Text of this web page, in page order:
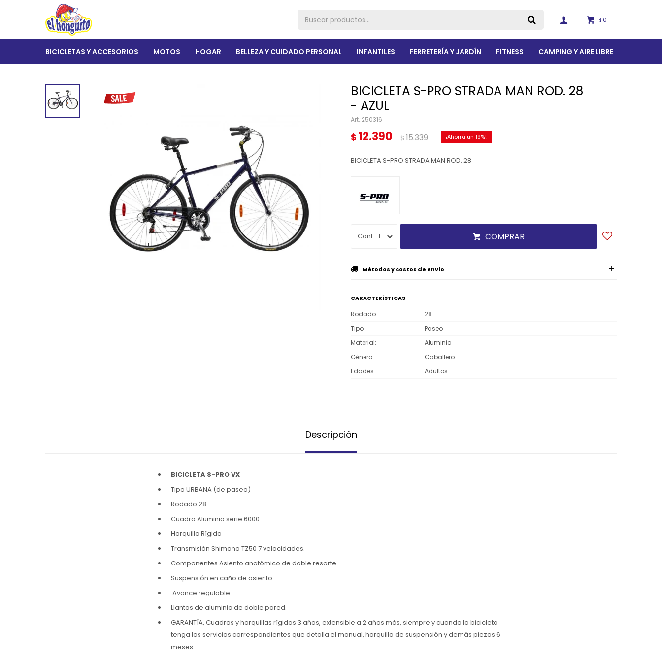
BICICLETAS Y ACCESORIOS MOTOS HOGAR BELLEZA Y CUIDADO PERSONAL INFANTILES FERRETERÍA Y JARDÍN FITNESS CAMPING Y AIRE LIBRE
$ 0
BICICLETA S-PRO STRADA MAN ROD. 28
- AZUL
250316
$ 12.390 $15.339 19
BICICLETA S-PRO STRADA MAN ROD. 28
1 COMPRAR
Métodos y costos de envío
CARACTERÍSTICAS
Rodado
28
Tipo
Paseo
Material
Aluminio
Género
Caballero
Edades
Adultos
Descripción
BICICLETA S-PRO VX
Tipo URBANA (de paseo)
Rodado 28
Cuadro Aluminio serie 6000
Horquilla Rígida
Transmisión Shimano TZ50 7 velocidades.
Componentes Asiento anatómico de doble resorte.
Suspensión en caño de asiento.
Avance regulable.
Llantas de aluminio de doble pared.
GARANTÌA, Cuadros y horquillas rígidas 3 años, extensible a 2 años más, siempre y cuando la bicicleta
tenga los servicios correspondientes que detalla el manual, horquilla de suspensión y demás piezas 6
meses